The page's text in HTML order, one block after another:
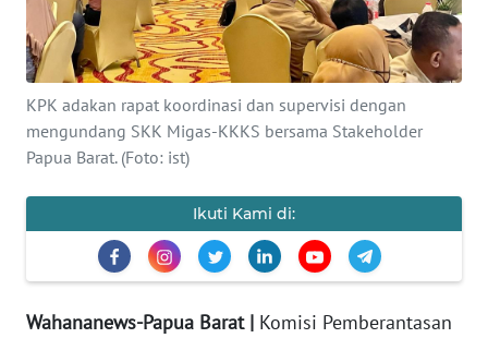
KPK adakan rapat koordinasi dan supervisi dengan
mengundang SKK Migas-KKKS bersama Stakeholder
Papua Barat. (Foto: ist)
Ikuti Kami di:
Wahananews-Papua Barat | Komisi Pemberantasan
KONTAK
KAMI
INFO
KAMI
PEDOMAN
MEDIA